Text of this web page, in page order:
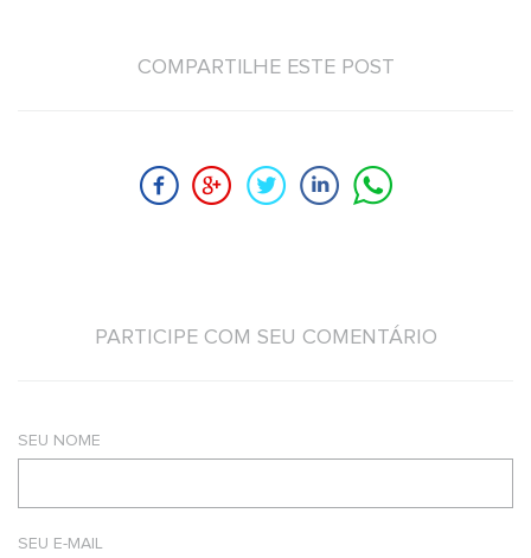
COMPARTILHE ESTE POST
PARTICIPE COM SEU COMENTÁRIO
SEU NOME
SEU E-MAIL